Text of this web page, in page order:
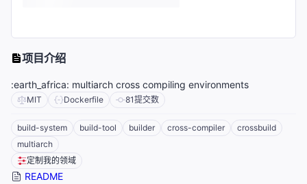
项目介绍
:earth_africa: multiarch cross compiling environments
MIT Dockerfile 81提交数
build-system build-tool builder cross-compiler
crossbuild
multiarch
定制我的领域
README